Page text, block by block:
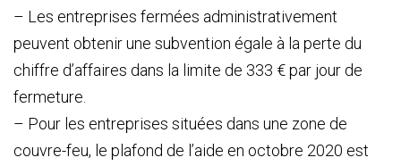
– Les entreprises fermées administrativement
peuvent obtenir une subvention égale à la perte du
chiffre d’affaires dans la limite de 333 € par jour de
fermeture.
– Pour les entreprises situées dans une zone de
couvre-feu, le plafond de l’aide en octobre 2020 est